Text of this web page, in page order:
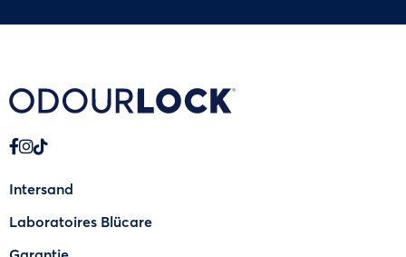
Intersand
Laboratoires Blücare